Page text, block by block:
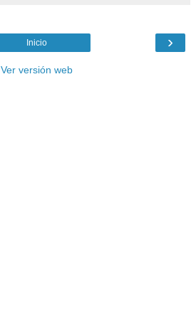
›
Inicio
Ver versión web